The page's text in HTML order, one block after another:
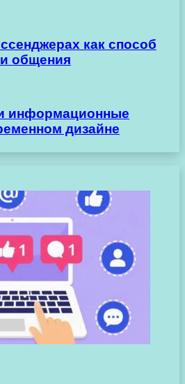
как способ
общения
информационные
дизайне